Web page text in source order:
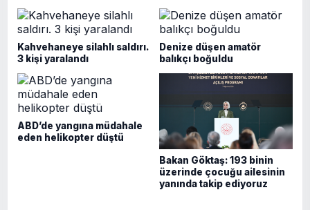
Kahvehaneye silahlı saldırı.
3 kişi yaralandı
Denize düşen amatör
balıkçı boğuldu
ABD’de yangına müdahale
eden helikopter düştü
Bakan Göktaş: 193 binin
üzerinde çocuğu ailesinin
yanında takip ediyoruz